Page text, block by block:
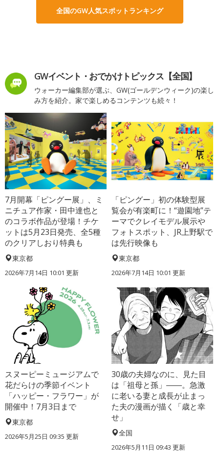
全国のGW人気スポットランキング
GWイベント・おでかけトピックス【全国】
ウォーカー編集部が選ぶ、GW(ゴールデンウィーク)の楽し
み方を紹介。家で楽しめるコンテンツも続々！
7月開幕「ピングー展」、ミ
ニチュア作家・田中達也と
のコラボ作品が登場！チケ
ットは5月23日発売、全5種
のクリアしおり特典も
東京都
2026年7月14日 10:01 更新
「ピングー」初の体験型展
覧会が有楽町に！“遊園地”テ
ーマでクレイモデル展示や
フォトスポット、JR上野駅で
は先行映像も
東京都
2026年7月14日 10:01 更新
スヌーピーミュージアムで
花だらけの季節イベント
「ハッピー・フラワー」が
開催中！7月3日まで
東京都
2026年5月25日 09:35 更新
30歳の夫婦なのに、見た目
は「祖母と孫」――。急激
に老いる妻と成長が止まっ
た夫の漫画が描く「歳と幸
せ」
全国
2026年5月11日 09:43 更新